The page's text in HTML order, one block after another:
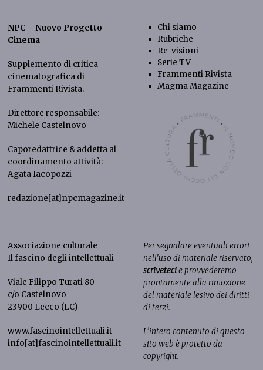
NPC – Nuovo Progetto
Cinema
Supplemento di critica
cinematografica di
Frammenti Rivista.
Direttore responsabile:
Michele Castelnovo
Caporedattrice & addetta al
coordinamento attività:
Agata Iacopozzi
redazione[at]npcmagazine.it
Chi siamo
Rubriche
Re-visioni
Serie TV
Frammenti Rivista
Magma Magazine
Associazione culturale
Il fascino degli intellettuali
Viale Filippo Turati 80
c/o Castelnovo
23900 Lecco (LC)
www.fascinointellettuali.it
info[at]fascinointellettuali.it
Per segnalare eventuali errori
nell’uso di materiale riservato,
scrivetecie provvederemo
prontamente alla rimozione
del materiale lesivo dei diritti
di terzi.
L’intero contenuto di questo
sito web è protetto da
copyright.